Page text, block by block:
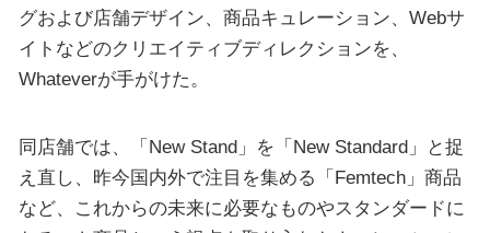
グおよび店舗デザイン、商品キュレーション、Webサ
イトなどのクリエイティブディレクションを、
Whateverが手がけた。
同店舗では、「New Stand」を「New Standard」と捉
え直し、昨今国内外で注目を集める「Femtech」商品
など、これからの未来に必要なものやスタンダードに